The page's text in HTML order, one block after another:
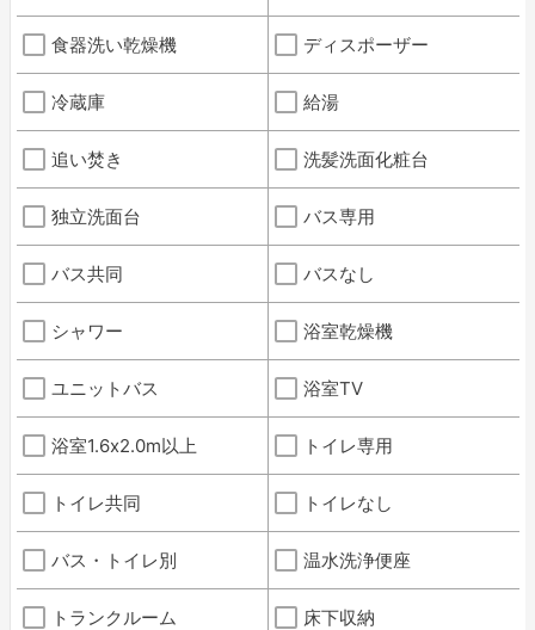
食器洗い乾燥機 ディスポーザー
冷蔵庫 給湯
追い焚き 洗髪洗面化粧台
独立洗面台 バス専用
バス共同 バスなし
シャワー 浴室乾燥機
ユニットバス 浴室TV
浴室1.6x2.0m以上 トイレ専用
トイレ共同 トイレなし
バス・トイレ別 温水洗浄便座
トランクルーム 床下収納